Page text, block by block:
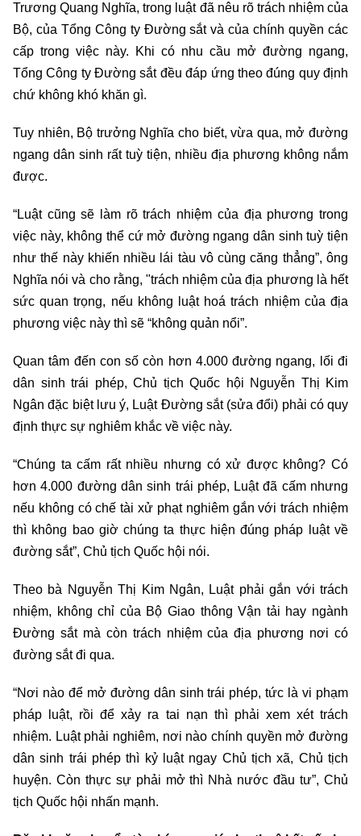
Trương Quang Nghĩa, trong luật đã nêu rõ trách nhiệm của
Bộ, của Tổng Công ty Đường sắt và của chính quyền các
cấp trong việc này. Khi có nhu cầu mở đường ngang,
Tổng Công ty Đường sắt đều đáp ứng theo đúng quy định
chứ không khó khăn gì.
Tuy nhiên, Bộ trưởng Nghĩa cho biết, vừa qua, mở đường
ngang dân sinh rất tuỳ tiện, nhiều địa phương không nắm
được.
“Luật cũng sẽ làm rõ trách nhiệm của địa phương trong
việc này, không thể cứ mở đường ngang dân sinh tuỳ tiện
như thế này khiến nhiều lái tàu vô cùng căng thẳng”, ông
Nghĩa nói và cho rằng, "trách nhiệm của địa phương là hết
sức quan trọng, nếu không luật hoá trách nhiệm của địa
phương việc này thì sẽ “không quản nổi”.
Quan tâm đến con số còn hơn 4.000 đường ngang, lối đi
dân sinh trái phép, Chủ tịch Quốc hội Nguyễn Thị Kim
Ngân đặc biệt lưu ý, Luật Đường sắt (sửa đổi) phải có quy
định thực sự nghiêm khắc về việc này.
“Chúng ta cấm rất nhiều nhưng có xử được không? Có
hơn 4.000 đường dân sinh trái phép, Luật đã cấm nhưng
nếu không có chế tài xử phạt nghiêm gắn với trách nhiệm
thì không bao giờ chúng ta thực hiện đúng pháp luật về
đường sắt”, Chủ tịch Quốc hội nói.
Theo bà Nguyễn Thị Kim Ngân, Luật phải gắn với trách
nhiệm, không chỉ của Bộ Giao thông Vận tải hay ngành
Đường sắt mà còn trách nhiệm của địa phương nơi có
đường sắt đi qua.
“Nơi nào để mở đường dân sinh trái phép, tức là vi phạm
pháp luật, rồi để xảy ra tai nạn thì phải xem xét trách
nhiệm. Luật phải nghiêm, nơi nào chính quyền mở đường
dân sinh trái phép thì kỷ luật ngay Chủ tịch xã, Chủ tịch
huyện. Còn thực sự phải mở thì Nhà nước đầu tư”, Chủ
tịch Quốc hội nhấn mạnh.